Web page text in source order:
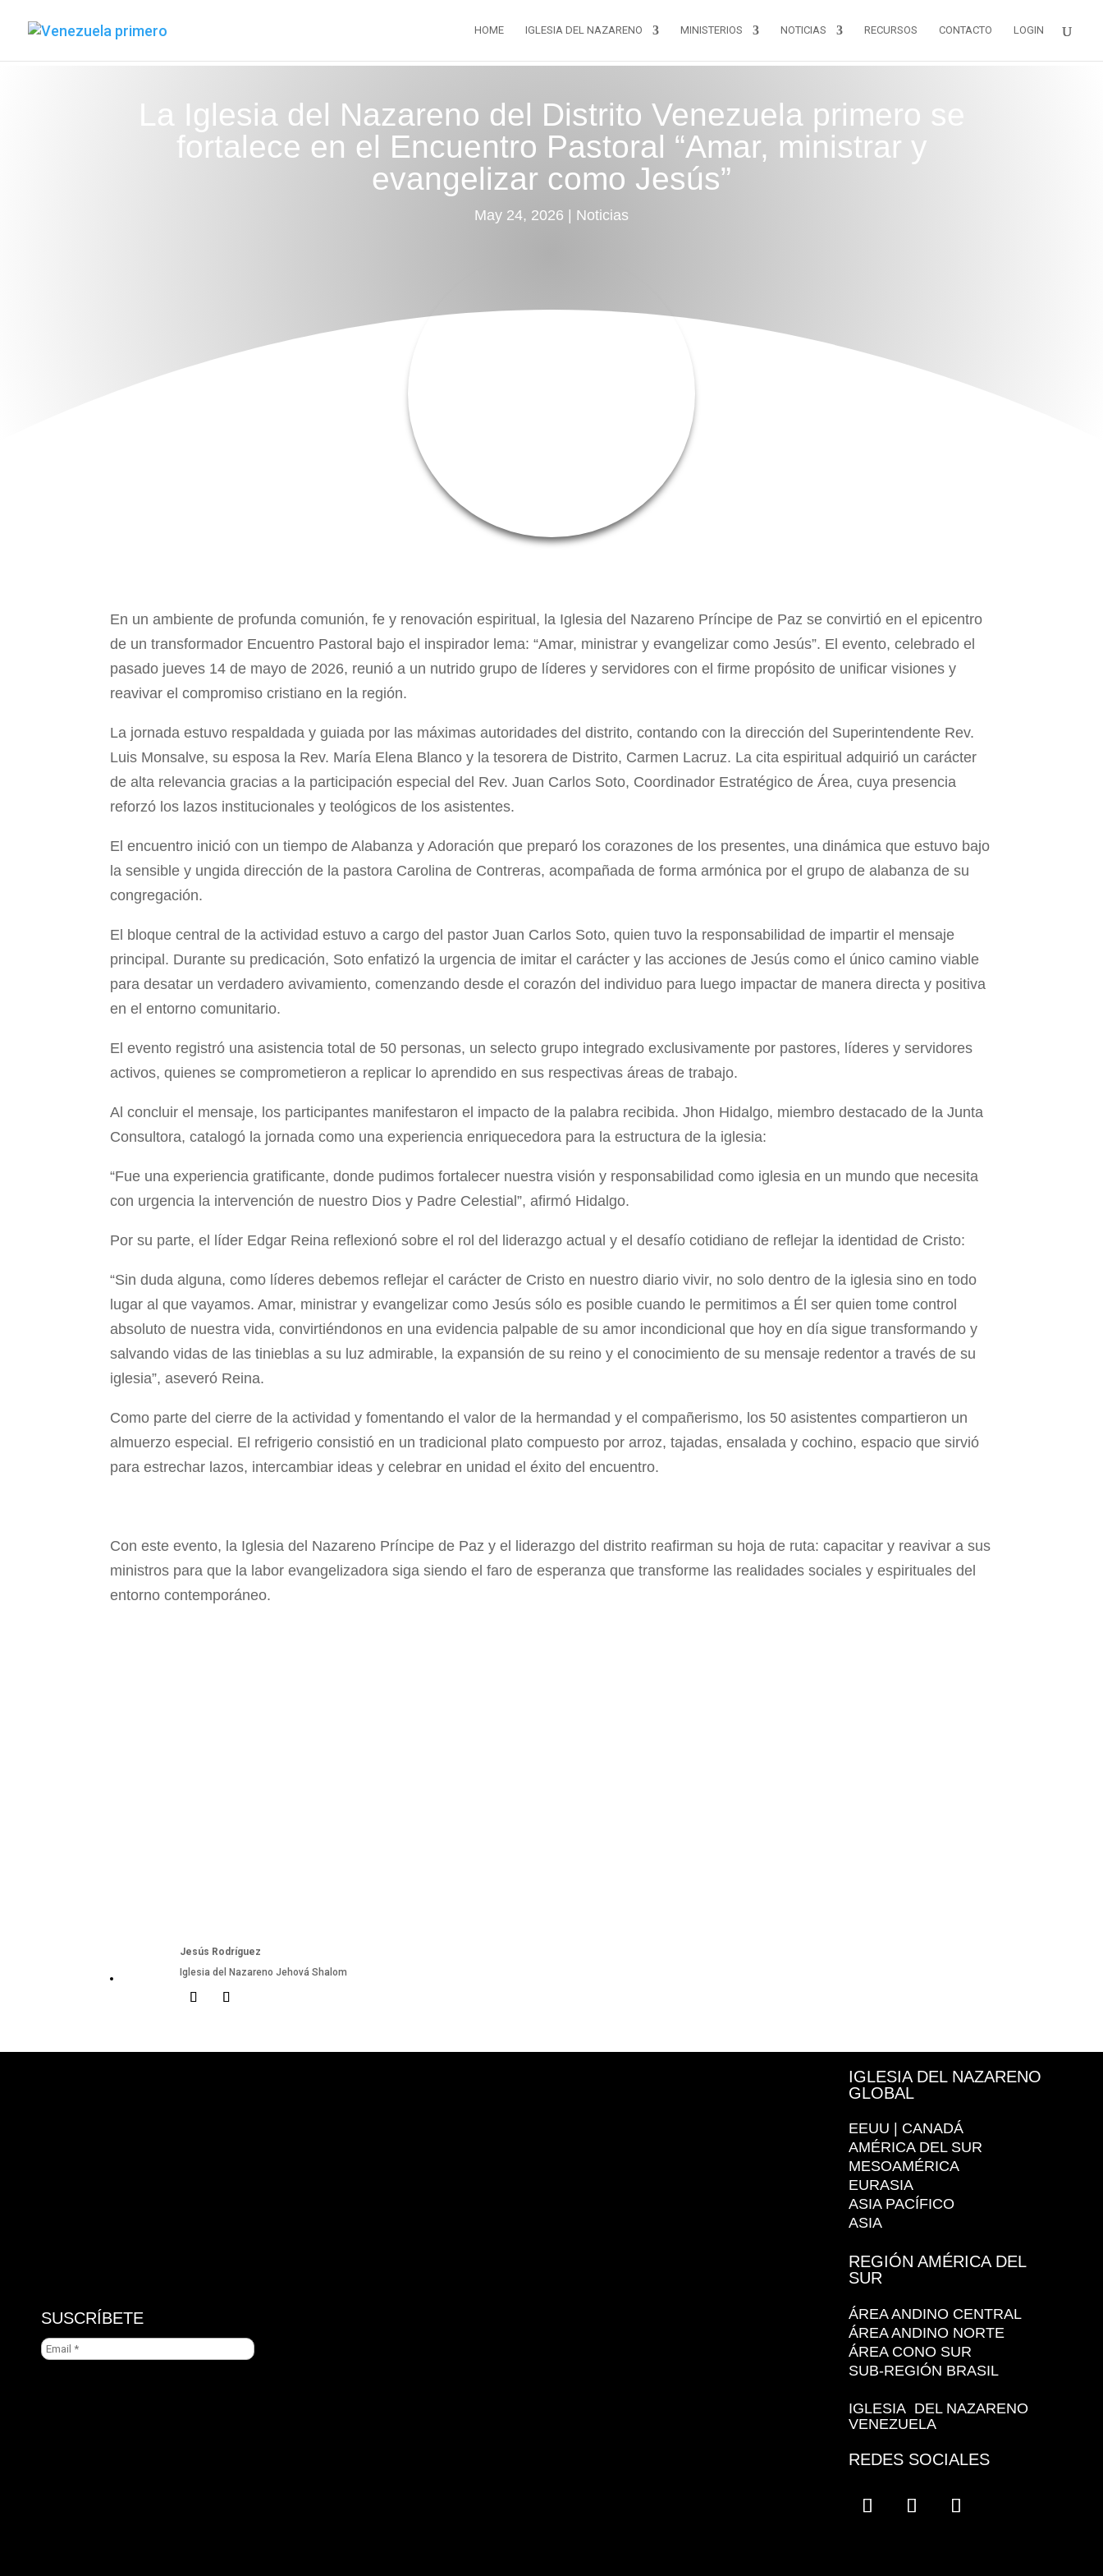
HOME IGLESIA DEL NAZARENO MINISTERIOS NOTICIAS RECURSOS CONTACTO LOGIN
La Iglesia del Nazareno del Distrito Venezuela primero se
fortalece en el Encuentro Pastoral “Amar, ministrar y
evangelizar como Jesús”
May 24, 2026 Noticias
En un ambiente de profunda comunión, fe y renovación espiritual, la Iglesia del Nazareno Príncipe de Paz se convirtió en el epicentro
de un transformador Encuentro Pastoral bajo el inspirador lema: “Amar, ministrar y evangelizar como Jesús”. El evento, celebrado el
pasado jueves 14 de mayo de 2026, reunió a un nutrido grupo de líderes y servidores con el firme propósito de unificar visiones y
reavivar el compromiso cristiano en la región.
La jornada estuvo respaldada y guiada por las máximas autoridades del distrito, contando con la dirección del Superintendente Rev.
Luis Monsalve, su esposa la Rev. María Elena Blanco y la tesorera de Distrito, Carmen Lacruz. La cita espiritual adquirió un carácter
de alta relevancia gracias a la participación especial del Rev. Juan Carlos Soto, Coordinador Estratégico de Área, cuya presencia
reforzó los lazos institucionales y teológicos de los asistentes.
El encuentro inició con un tiempo de Alabanza y Adoración que preparó los corazones de los presentes, una dinámica que estuvo bajo
la sensible y ungida dirección de la pastora Carolina de Contreras, acompañada de forma armónica por el grupo de alabanza de su
congregación.
El bloque central de la actividad estuvo a cargo del pastor Juan Carlos Soto, quien tuvo la responsabilidad de impartir el mensaje
principal. Durante su predicación, Soto enfatizó la urgencia de imitar el carácter y las acciones de Jesús como el único camino viable
para desatar un verdadero avivamiento, comenzando desde el corazón del individuo para luego impactar de manera directa y positiva
en el entorno comunitario.
El evento registró una asistencia total de 50 personas, un selecto grupo integrado exclusivamente por pastores, líderes y servidores
activos, quienes se comprometieron a replicar lo aprendido en sus respectivas áreas de trabajo.
Al concluir el mensaje, los participantes manifestaron el impacto de la palabra recibida. Jhon Hidalgo, miembro destacado de la Junta
Consultora, catalogó la jornada como una experiencia enriquecedora para la estructura de la iglesia:
“Fue una experiencia gratificante, donde pudimos fortalecer nuestra visión y responsabilidad como iglesia en un mundo que necesita
con urgencia la intervención de nuestro Dios y Padre Celestial”, afirmó Hidalgo.
Por su parte, el líder Edgar Reina reflexionó sobre el rol del liderazgo actual y el desafío cotidiano de reflejar la identidad de Cristo:
“Sin duda alguna, como líderes debemos reflejar el carácter de Cristo en nuestro diario vivir, no solo dentro de la iglesia sino en todo
lugar al que vayamos. Amar, ministrar y evangelizar como Jesús sólo es posible cuando le permitimos a Él ser quien tome control
absoluto de nuestra vida, convirtiéndonos en una evidencia palpable de su amor incondicional que hoy en día sigue transformando y
salvando vidas de las tinieblas a su luz admirable, la expansión de su reino y el conocimiento de su mensaje redentor a través de su
iglesia”, aseveró Reina.
Como parte del cierre de la actividad y fomentando el valor de la hermandad y el compañerismo, los 50 asistentes compartieron un
almuerzo especial. El refrigerio consistió en un tradicional plato compuesto por arroz, tajadas, ensalada y cochino, espacio que sirvió
para estrechar lazos, intercambiar ideas y celebrar en unidad el éxito del encuentro.
Con este evento, la Iglesia del Nazareno Príncipe de Paz y el liderazgo del distrito reafirman su hoja de ruta: capacitar y reavivar a sus
ministros para que la labor evangelizadora siga siendo el faro de esperanza que transforme las realidades sociales y espirituales del
entorno contemporáneo.
Jesús Rodríguez
Iglesia del Nazareno Jehová Shalom
SUSCRÍBETE
Email
*
IGLESIA DEL NAZARENO
GLOBAL
EEUU | CANADÁ
AMÉRICA DEL SUR
MESOAMÉRICA
EURASIA
ASIA PACÍFICO
ASIA
REGIÓN AMÉRICA DEL
SUR
ÁREA ANDINO CENTRAL
ÁREA ANDINO NORTE
ÁREA CONO SUR
SUB-REGIÓN BRASIL
IGLESIA DEL NAZARENO
VENEZUELA
REDES SOCIALES